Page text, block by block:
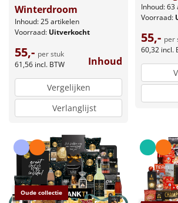
Winterdroom
Inhoud: 25 artikelen
Voorraad: Uitverkocht
55,- per stuk
61,56 incl. BTW Inhoud
Vergelijken
Verlanglijst
Inhoud:
Voorraad:
55,- per
60,32 incl.
Oude collectie